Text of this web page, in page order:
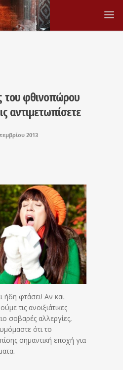
του φθινοπώρου
αντιμετωπίσετε
2013
φτάσει! Αν και
τις ανοιξιάτικες
σοβαρές αλλεργίες,
ότι το
σημαντική εποχή για